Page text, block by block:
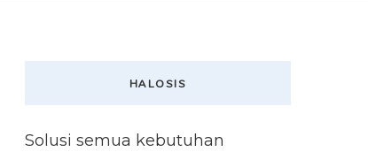
HALOSIS
Solusi semua kebutuhan